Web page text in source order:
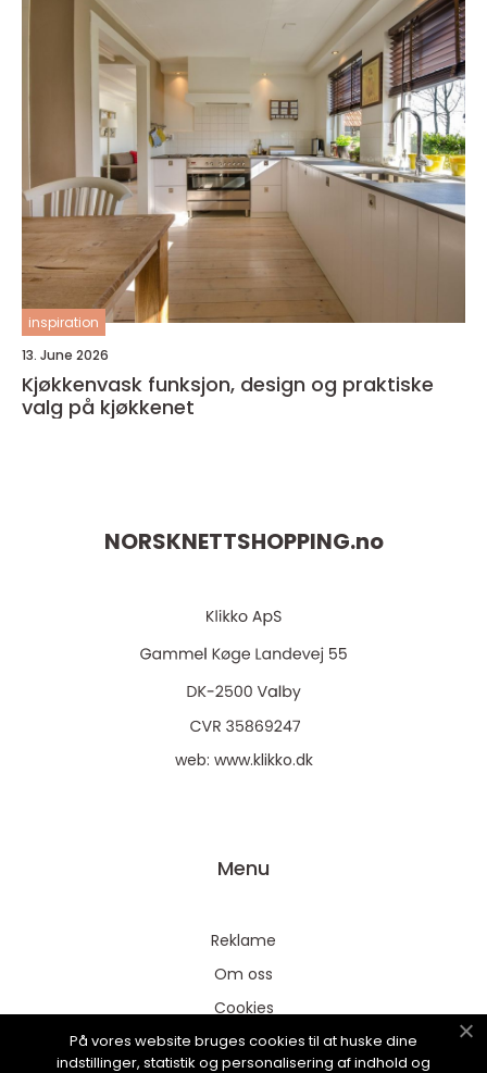
inspiration
13. June 2026
Kjøkkenvask funksjon, design og praktiske
valg på kjøkkenet
NORSKNETTSHOPPING.no
web: www.klikko.dk
Menu
Reklame
Om oss
Cookies
Kontakt Oss
På vores website bruges cookies til at huske dine
indstillinger, statistik og personalisering af indhold og